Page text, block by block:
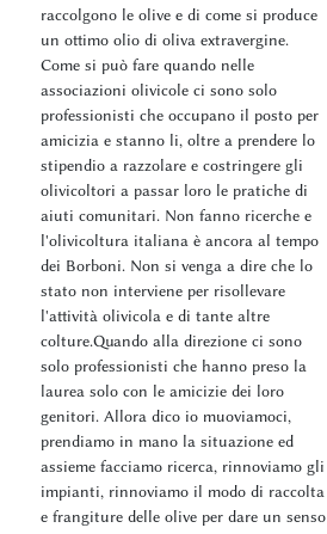
raccolgono le olive e di come si produce
un ottimo olio di oliva extravergine.
Come si può fare quando nelle
associazioni olivicole ci sono solo
professionisti che occupano il posto per
amicizia e stanno li, oltre a prendere lo
stipendio a razzolare e costringere gli
olivicoltori a passar loro le pratiche di
aiuti comunitari. Non fanno ricerche e
l'olivicoltura italiana è ancora al tempo
dei Borboni. Non si venga a dire che lo
stato non interviene per risollevare
l'attività olivicola e di tante altre
colture.Quando alla direzione ci sono
solo professionisti che hanno preso la
laurea solo con le amicizie dei loro
genitori. Allora dico io muoviamoci,
prendiamo in mano la situazione ed
assieme facciamo ricerca, rinnoviamo gli
impianti, rinnoviamo il modo di raccolta
e frangiture delle olive per dare un senso